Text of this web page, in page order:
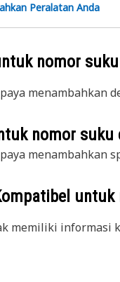
Peralatan Anda
nomor
menambahkan
nomor suku
menambahkan
memiliki informasi